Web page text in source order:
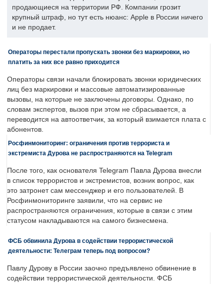
продающиеся на территории РФ. Компании грозит
крупный штраф, но тут есть нюанс: Apple в России ничего
и не продает.
Операторы перестали пропускать звонки без маркировки, но
платить за них все равно приходится
Операторы связи начали блокировать звонки юридических
лиц без маркировки и массовые автоматизированные
вызовы, на которые не заключены договоры. Однако, по
словам экспертов, вызов при этом не сбрасывается, а
переводится на автоответчик, за который взимается плата с
абонентов.
Росфинмониторинг: ограничения против террориста и
экстремиста Дурова не распространяются на Telegram
После того, как основателя Telegram Павла Дурова внесли
в список террористов и экстремистов, возник вопрос, как
это затронет сам мессенджер и его пользователей. В
Росфинмониторинге заявили, что на сервис не
распространяются ограничения, которые в связи с этим
статусом накладываются на самого бизнесмена.
ФСБ обвинила Дурова в содействии террористической
деятельности: Телеграм теперь под вопросом?
Павлу Дурову в России заочно предъявлено обвинение в
содействии террористической деятельности. ФСБ